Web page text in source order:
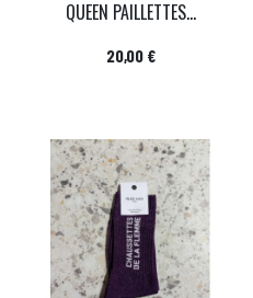
QUEEN PAILLETTES...
Prix
20,00 €